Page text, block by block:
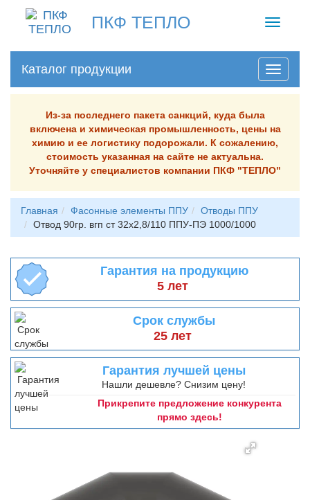
ПКФ ТЕПЛО
Toggle
Каталог продукции
Из-за последнего пакета санкций, куда была
включена и химическая промышленность, цены на
химию и ее логистику подорожали. К сожалению,
стоимость указанная на сайте не актуальна.
Уточняйте у специалистов компании ПКФ "ТЕПЛО"
Главная Фасонные элементы ППУ
Отводы ППУ
Отвод 90гр. вгп ст 32х2,8/110 ППУ-ПЭ 1000/1000
Гарантия на продукцию
5 лет
Срок службы
25 лет
Гарантия лучшей цены
Нашли дешевле? Снизим цену!
Прикрепите предложение конкурента
прямо здесь!